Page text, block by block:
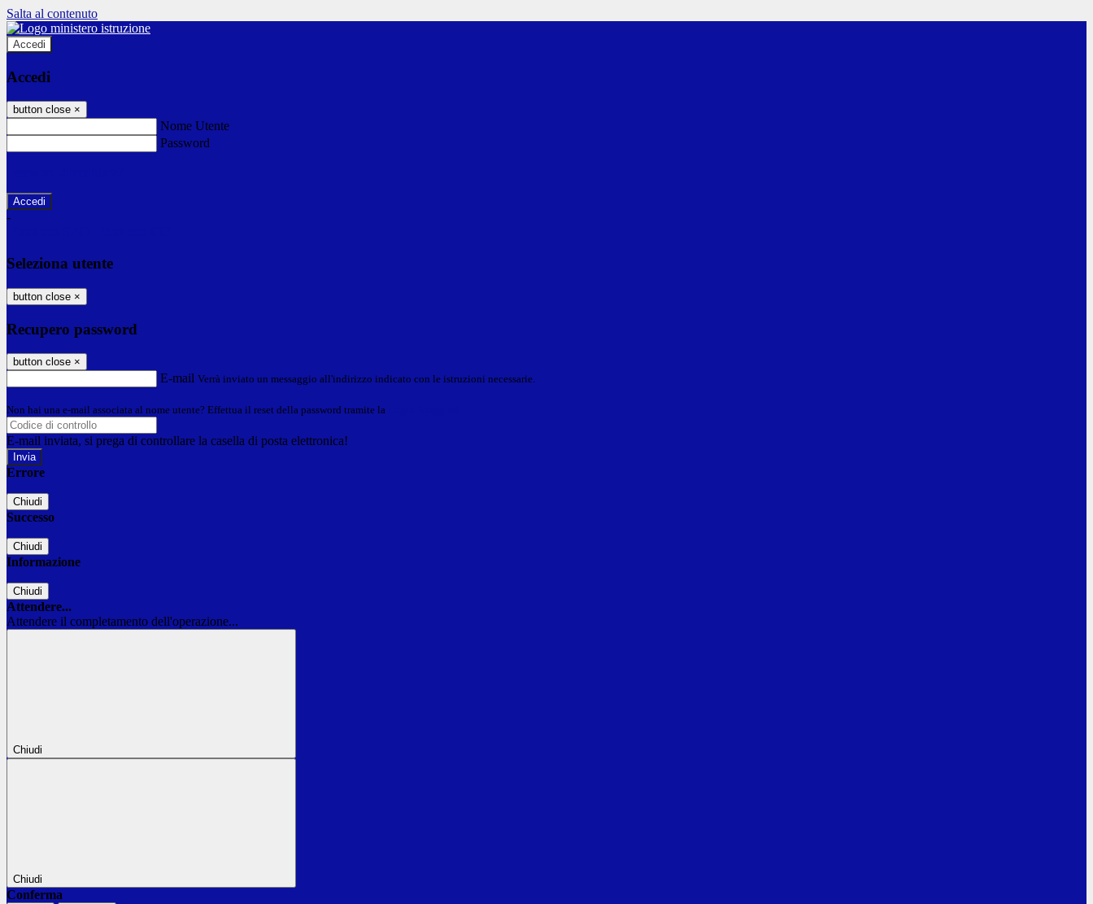
Salta al contenuto
Accedi
Accedi
button close ×
Nome Utente
Password
-
Seleziona utente
button close ×
Recupero password
button close ×
E-mail Verrà inviato un messaggio all'indirizzo indicato con le istruzioni necessarie.
Non hai una e-mail associata al nome utente? Effettua il reset della password tramite la
E-mail inviata, si prega di controllare la casella di posta elettronica!
Errore
Chiudi
Successo
Chiudi
Informazione
Chiudi
Attendere...
Attendere il completamento dell'operazione...
Chiudi
Chiudi
Conferma